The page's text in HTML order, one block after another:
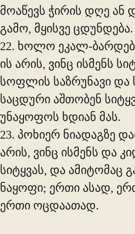
მოაწევს ჭირის დღე ან
გამო, მყისვე ცდუნდება.
22. ხოლო ეკალ-
ის არის, ვინც ისმენს
სოფლის საზრუნავი და
საცდური აშთობენ
უნაყოფოს ხდიან მას.
23. პოხიერ ნიადაგზე
არის, ვინც ისმენს და
სიტყვას, და ამიტომაც
ნაყოფი; ერთი ასად,
ერთი ოცდაათად.